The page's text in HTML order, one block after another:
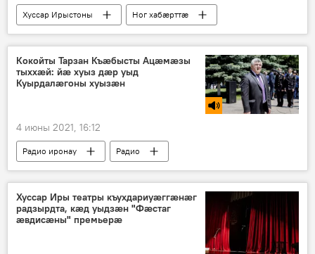
Хуссар Ирыстоны Ног хабӕрттӕ
Кокойты Тарзан Къæбысты Ацæмæзы
тыххæй: йæ хуыз дæр уыд
Куырдалæгоны хуызæн
4 июны 2021, 16:12
Радио иронау Радио
Хуссар Иры театры къухдариуӕггӕнӕг
радзырдта, кӕд уыдзӕн "Фӕстаг
ӕвдисӕны" премьерӕ